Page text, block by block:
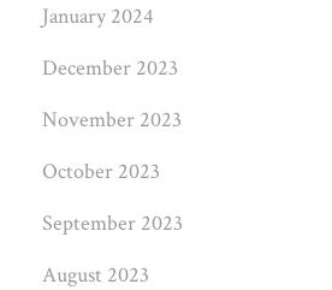
January 2024
December 2023
November 2023
October 2023
September 2023
August 2023